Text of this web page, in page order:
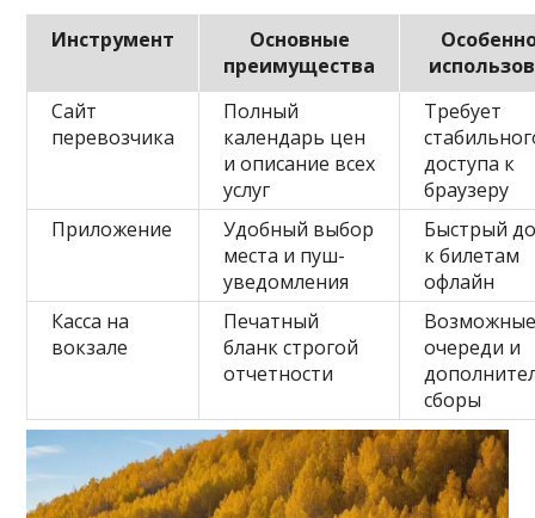
Инструмент
Основные
преимущества
Сайт
перевозчика
Полный
календарь цен
и описание всех
услуг
Требует
доступа к
браузеру
Приложение
Удобный выбор
места и пуш-
уведомления
Быстрый
к билетам
офлайн
Касса на
вокзале
Печатный
бланк строгой
отчетности
очереди и
сборы